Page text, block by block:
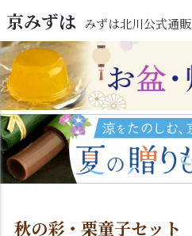
京みずは みずは北川公式通販
秋の彩・栗童子セット